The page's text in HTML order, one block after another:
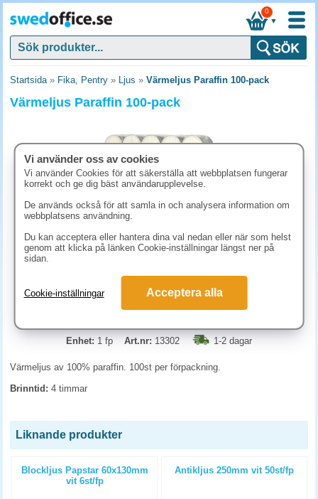
▼
0
Startsida» Fika, Pentry » Ljus » Värmeljus Paraffin 100-pack
Värmeljus Paraffin 100-pack
173.80 kr
KÖP
Enhet: 1 fp Art.nr: 13302 1-2 dagar
Värmeljus av 100% paraffin. 100st per förpackning.
Brinntid: 4 timmar
Liknande produkter
Blockljus Papstar 60x130mm
vit 6st/fp
Antikljus 250mm vit 50st/fp
Vi använder oss av cookies
Vi använder Cookies för att säkerställa att webbplatsen fungerar
korrekt och ge dig bäst användarupplevelse.
De används också för att samla in och analysera information om
webbplatsens användning.
Du kan acceptera eller hantera dina val nedan eller när som helst
genom att klicka på länken Cookie-inställningar längst ner på
sidan.
Cookie-inställningar Acceptera alla